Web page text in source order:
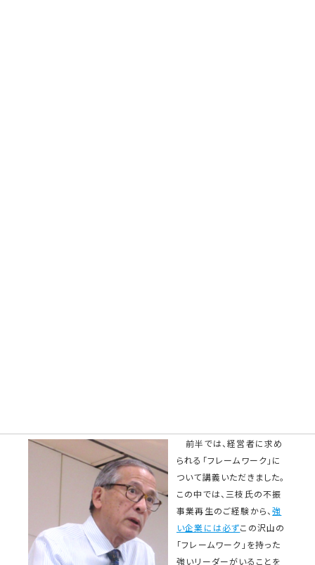
前半では、経営者に求め
られる「フレームワーク」に
ついて講義いただきました。
この中では、三枝氏の不振
事業再生のご経験から、強
い企業には必ずこの沢山の
「フレームワーク」を持った
強いリーダーがいることを